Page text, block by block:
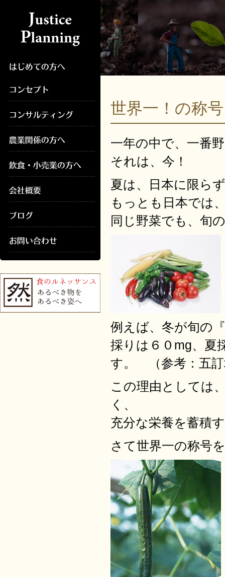
世界一！の称
一年の中で、一番
それは、今！
夏は、日本に限ら
もっとも日本では
同じ野菜でも、旬
例えば、冬が旬の
採りは６０mg、夏
す。 （参考：五
この理由としては
く、
充分な栄養を蓄積
さて世界一の称号